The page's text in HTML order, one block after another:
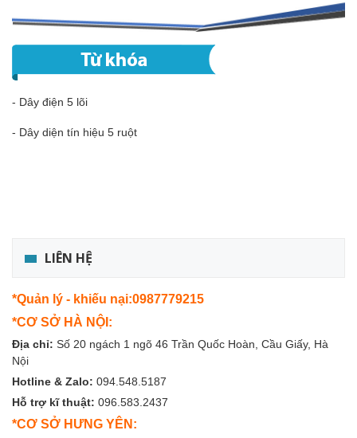
- Dây điện 5 lõi
- Dây diện tín hiệu 5 ruột
LIÊN HỆ
*Quản lý - khiếu nại:0987779215
*CƠ SỞ HÀ NỘI:
Địa chỉ: Số 20 ngách 1 ngõ 46 Trần Quốc Hoàn, Cầu Giấy, Hà
Nội
Hotline & Zalo: 094.548.5187
Hỗ trợ kĩ thuật: 096.583.2437
*CƠ SỞ HƯNG YÊN: